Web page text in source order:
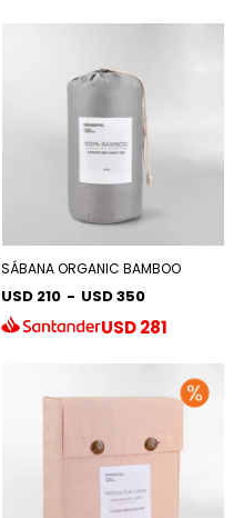
SÁBANA ORGANIC BAMBOO
USD 210 - USD 350
USD281